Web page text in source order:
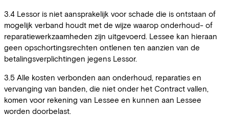
3.4 Lessor is niet aansprakelijk voor schade die is ontstaan of
mogelijk verband houdt met de wijze waarop onderhoud- of
reparatiewerkzaamheden zijn uitgevoerd. Lessee kan hieraan
geen opschortingsrechten ontlenen ten aanzien van de
betalingsverplichtingen jegens Lessor.
3.5 Alle kosten verbonden aan onderhoud, reparaties en
vervanging van banden, die niet onder het Contract vallen,
komen voor rekening van Lessee en kunnen aan Lessee
worden doorbelast.